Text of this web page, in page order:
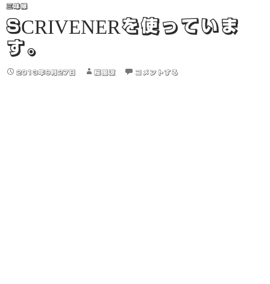
キ
ッ
プ
三味線
SCRIVENERを使っていま
す。
2013年9月27日 桜風涼 コメントする